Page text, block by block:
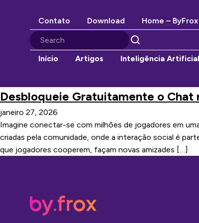
Contato Download Home – ByFrox
Início
Artigos Inteligência Artificial
Desbloqueie Gratuitamente o Chat
janeiro 27, 2026
Imagine conectar-se com milhões de jogadores em
criadas pela comunidade, onde a interação social é
que jogadores cooperem, façam novas amizades […]